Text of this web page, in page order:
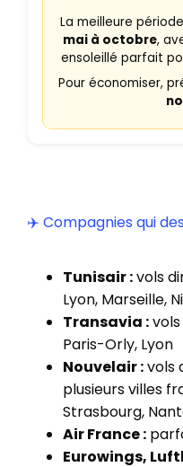
La meilleure
mai à octobre,
ensoleillé parfait
Pour économiser,
✈️ Compagnies qui
Tunisair :vols
Lyon, Marseille,
Transavia :
Paris-Orly, Lyon
Nouvelair :vols
plusieurs villes
Strasbourg,
Air France :
Eurowings,